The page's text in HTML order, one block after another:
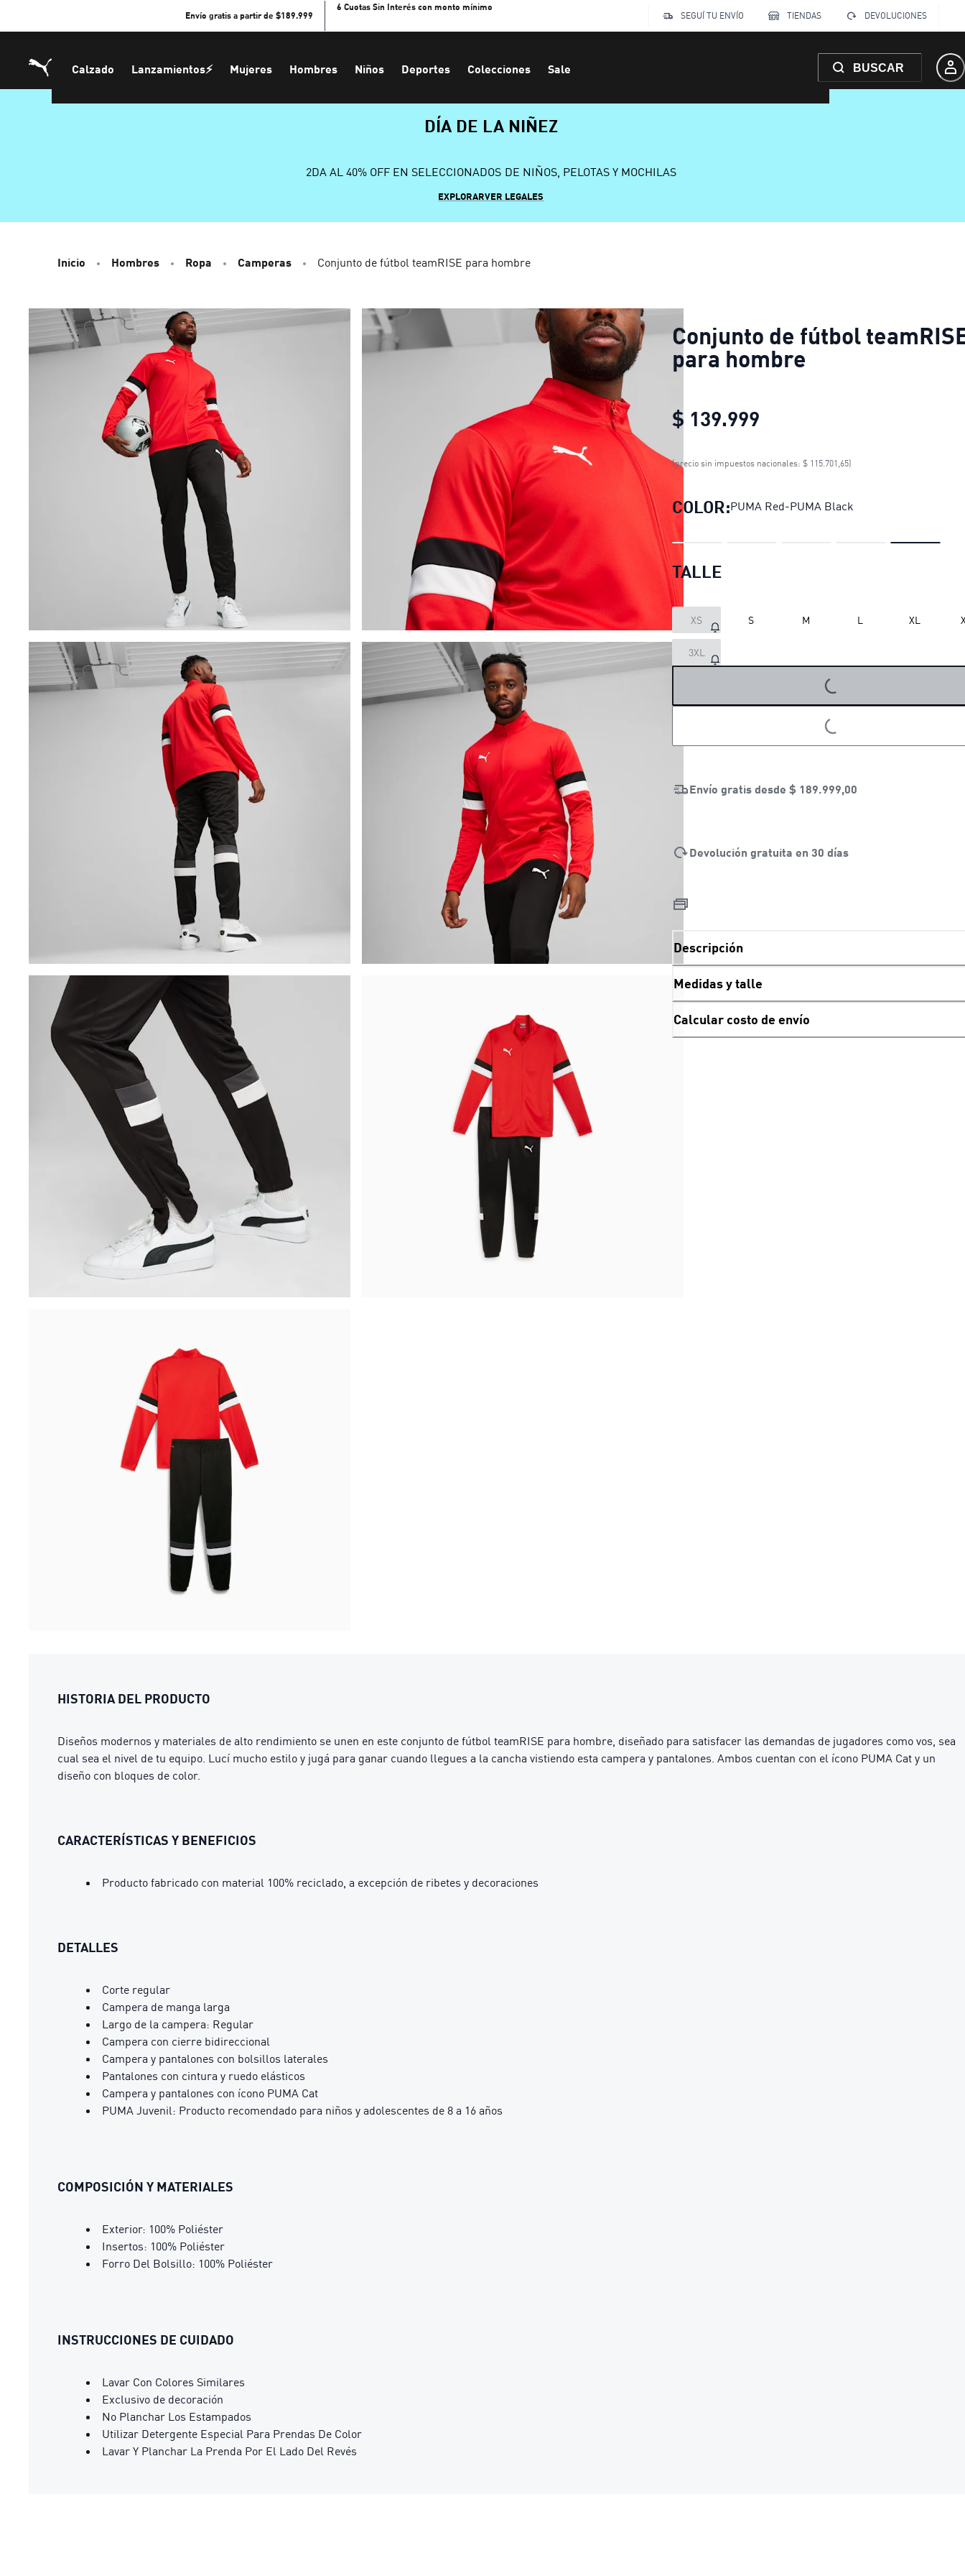
Envío gratis a partir de $189.999
6 Cuotas Sin Interés con monto mínimo
SEGUÍ TU ENVÍO
TIENDAS DEVOLUCIONES
Calzado Lanzamientos⚡ Mujeres Hombres Niños Deportes Colecciones Sale BUSCAR
DÍA DE LA NIÑEZ
2DA AL 40% OFF EN SELECCIONADOS DE NIÑOS, PELOTAS Y MOCHILAS
EXPLORARVER LEGALES
Inicio Hombres Ropa Camperas Conjunto de fútbol teamRISE para hombre
Conjunto de fútbol
para hombre
$ 139.999
Conjunto de fútbol
(precio sin impuestos nacionales: $ 115.701,65)
COLOR:PUMA Red-PUMA Black
TALLE
XS S M L XL
3XL LOADING...
LOADING...
Envío gratis desde $ 189.999,00
Devolución gratuita en 30 días
Descripción
Medidas y talle
Calcular costo de envío
HISTORIA DEL PRODUCTO
Diseños modernos y materiales de alto rendimiento se unen en este conjunto de fútbol teamRISE para hombre, diseñado para satisfacer las demandas de jugadores como vos, sea
cual sea el nivel de tu equipo. Lucí mucho estilo y jugá para ganar cuando llegues a la cancha vistiendo esta campera y pantalones. Ambos cuentan con el ícono PUMA Cat y un
diseño con bloques de color.
CARACTERÍSTICAS Y BENEFICIOS
Producto fabricado con material 100% reciclado, a excepción de ribetes y decoraciones
DETALLES
Corte regular
Campera de manga larga
Largo de la campera: Regular
Campera con cierre bidireccional
Campera y pantalones con bolsillos laterales
Pantalones con cintura y ruedo elásticos
Campera y pantalones con ícono PUMA Cat
PUMA Juvenil: Producto recomendado para niños y adolescentes de 8 a 16 años
COMPOSICIÓN Y MATERIALES
Exterior: 100% Poliéster
Insertos: 100% Poliéster
Forro Del Bolsillo: 100% Poliéster
INSTRUCCIONES DE CUIDADO
Lavar Con Colores Similares
Exclusivo de decoración
No Planchar Los Estampados
Utilizar Detergente Especial Para Prendas De Color
Lavar Y Planchar La Prenda Por El Lado Del Revés